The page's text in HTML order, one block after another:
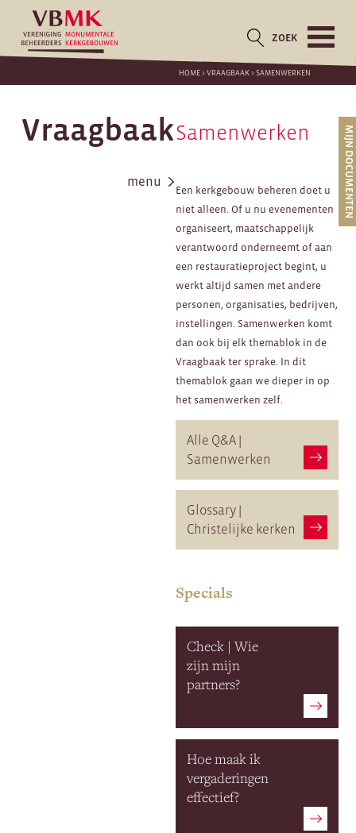
ZOEK
HOME>VRAAGBAAK>SAMENWERKEN
Vraagbaak
menu MIJN DOCUMENTEN
Samenwerken
Een kerkgebouw beheren doet u
niet alleen. Of u nu evenementen
organiseert, maatschappelijk
verantwoord onderneemt of aan
een restauratieproject begint, u
werkt altijd samen met andere
personen, organisaties, bedrijven,
instellingen. Samenwerken komt
dan ook bij elk themablok in de
Vraagbaak ter sprake. In dit
themablok gaan we dieper in op
het samenwerken zelf.
Alle Q&A |
Samenwerken
Glossary |
Christelijke kerken
Specials
Check | Wie
zijn mijn
partners?
Hoe maak ik
vergaderingen
effectief?